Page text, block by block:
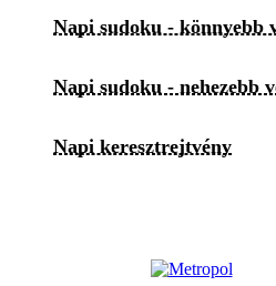
Napi sudoku - könnyebb
Napi sudoku - nehezebb
Napi keresztrejtvény